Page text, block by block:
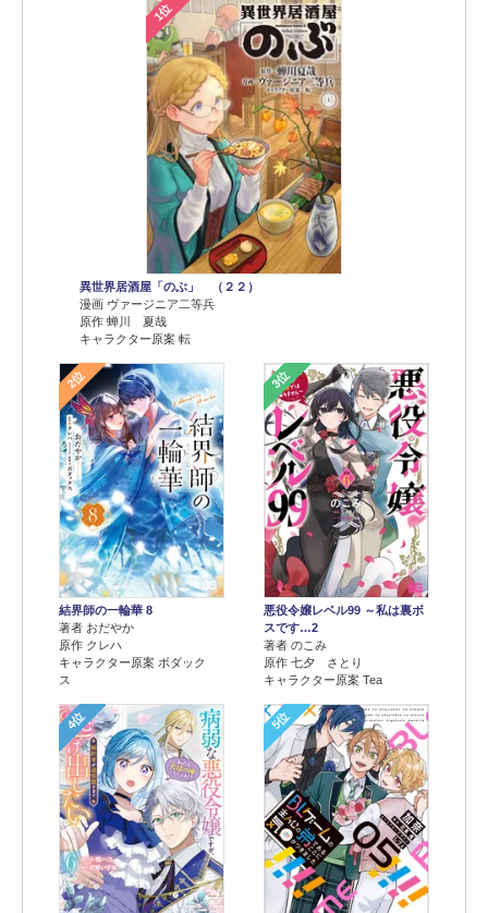
1位
異世界居酒屋「のぶ」 （２２）
漫画 ヴァージニア二等兵
原作 蝉川 夏哉
キャラクター原案 転
2位
結界師の一輪華 8
著者 おだやか
原作 クレハ
キャラクター原案 ボダック
ス
3位
悪役令嬢レベル99 ～私は裏ボ
スです…2
著者 のこみ
原作 七夕 さとり
キャラクター原案 Tea
4位 5位